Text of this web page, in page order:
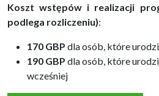
Koszt wstępów i realizacji
podlega rozliczeniu):
170 GBP dla osób, które
190 GBP dla osób, które
wcześniej